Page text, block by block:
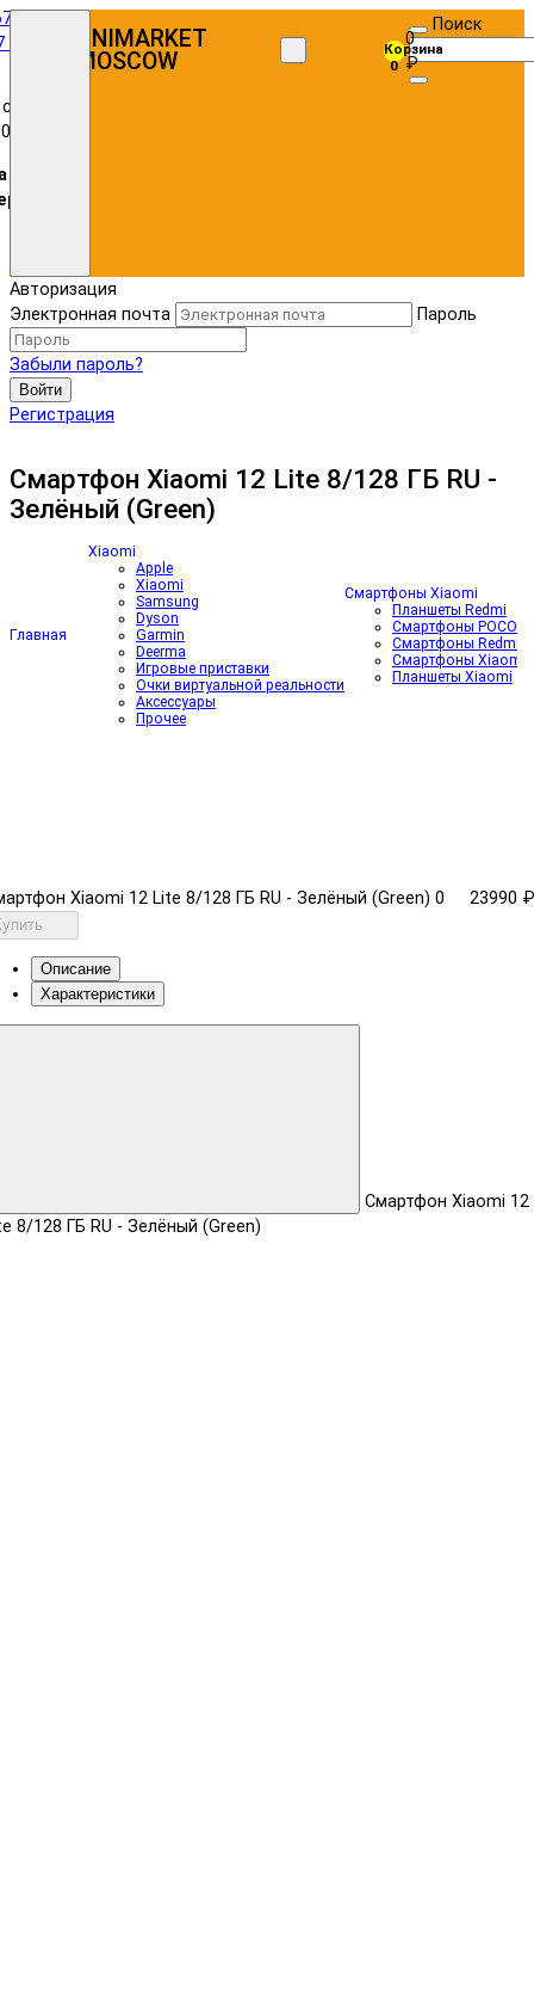
UNIMARKET
MOSCOW
Корзина
0
0
₽
Поиск
Авторизация
Электронная почта
Пароль
Забыли пароль?
Войти
Регистрация
Смартфон Xiaomi 12 Lite 8/128 ГБ RU -
Зелёный (Green)
Главная
Xiaomi
Apple
Xiaomi
Samsung
Dyson
Garmin
Deerma
Игровые приставки
Очки виртуальной реальности
Аксессуары
Прочее
Смартфоны Xiaomi
Планшеты Redmi
Смартфоны POCO
Смартфоны Redmi
Смартфоны Xiaomi
Планшеты Xiaomi
Xiaomi 12 Lite 8/128 ГБ RU - Зелёный (Green) 0 23990 ₽
Описание
Характеристики
Смартфон Xiaomi 12
8/128 ГБ RU - Зелёный (Green)